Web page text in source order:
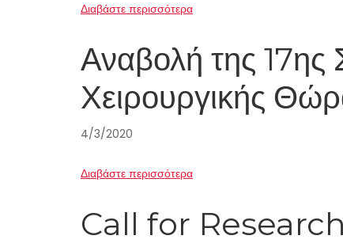
Διαβάστε περισσότερα
Αναβολή της 17ης
Χειρουργικής
4/3/2020
Διαβάστε περισσότερα
Call for